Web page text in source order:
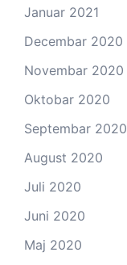
Januar 2021
Decembar 2020
Novembar 2020
Oktobar 2020
Septembar 2020
August 2020
Juli 2020
Juni 2020
Maj 2020